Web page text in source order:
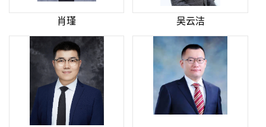
肖瑾 吴云洁